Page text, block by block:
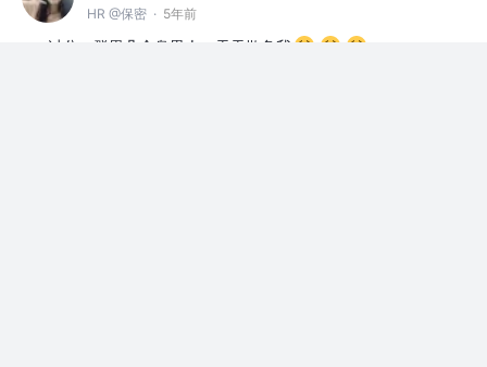
HR @保密 · 5年前
过分，群里几个臭男人，天天欺负我